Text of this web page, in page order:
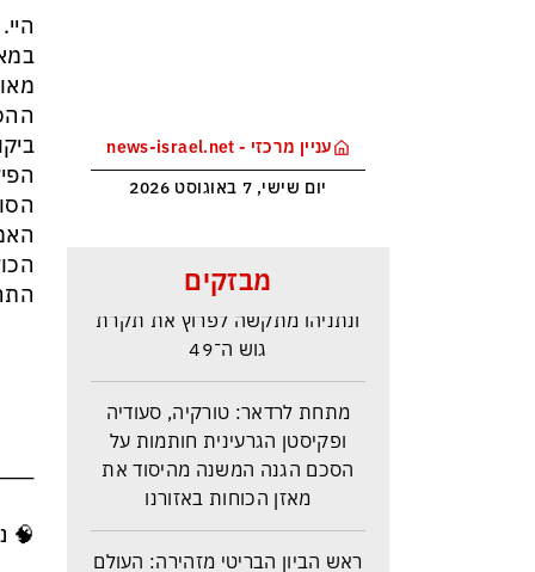
עניין מרכזי - news-israel.net
יום שישי, 7 באוגוסט 2026
מבזקים
איזנקוט מתבסס במקום הראשון –
ונתניהו מתקשה לפרוץ את תקרת
גוש ה־49
מתחת לרדאר: טורקיה, סעודיה
ופקיסטן הגרעינית חותמות על
הסכם הגנה המשנה מהיסוד את
מאזן הכוחות באזורנו
ראש הביון הבריטי מזהירה: העולם
🧠